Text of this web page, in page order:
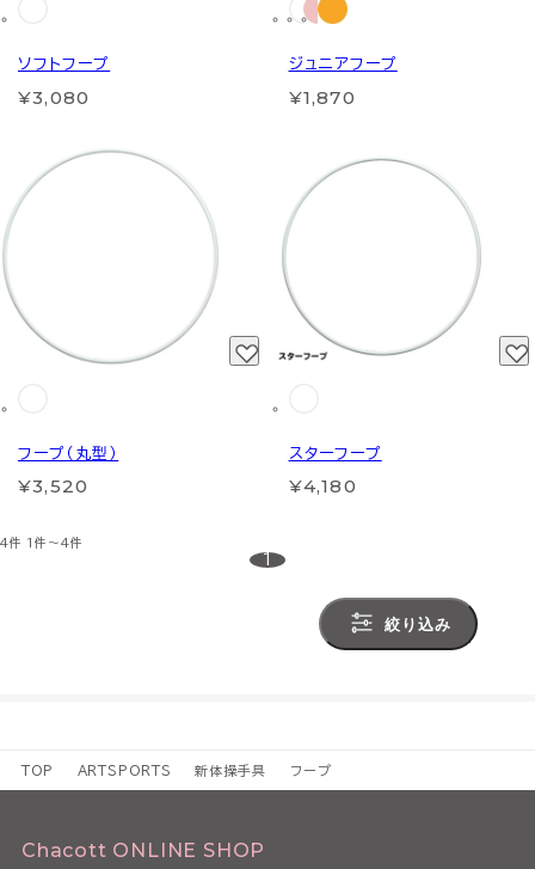
ソフトフープ
¥3,080
ジュニアフープ
¥1,870
フープ（丸型）
¥3,520
スターフープ
¥4,180
4件 1件～4件
1
絞り込み
TOP ARTSPORTS 新体操手具 フープ
Chacott ONLINE SHOP